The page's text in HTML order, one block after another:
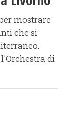
mostrare
che si
di